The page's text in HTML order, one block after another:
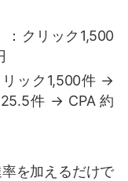
：クリック1,500
ック1,500件 →
件 → CPA 約
を加えるだけで